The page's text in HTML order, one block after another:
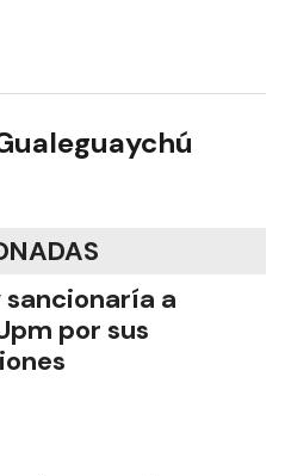
sancionaría a
por sus